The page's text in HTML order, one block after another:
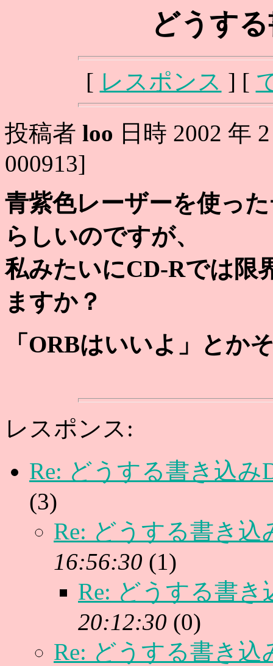
どうす
[ レスポンス ] [
投稿者 loo 日時 2002 年
000913]
青紫色レーザーを使っ
らしいのですが、
私みたいにCD-Rでは限
ますか？
「ORBはいいよ」とか
レスポンス:
Re: どうする書き込み
(3)
Re: どうする書き込
16:56:30 (1)
Re: どうする書き
20:12:30 (0)
Re: どうする書き込